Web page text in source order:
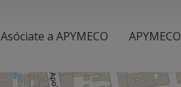
Asóciate a APYMECO APYMECO